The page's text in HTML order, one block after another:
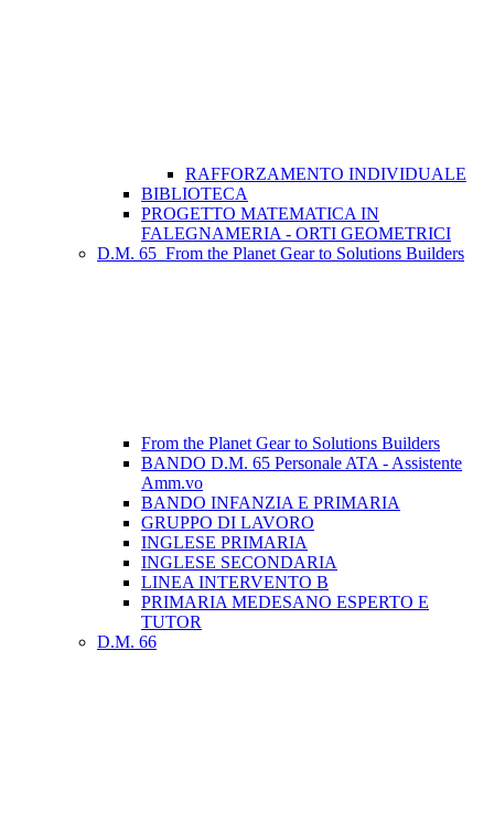
RAFFORZAMENTO INDIVIDUALE
BIBLIOTECA
PROGETTO MATEMATICA IN
FALEGNAMERIA - ORTI GEOMETRICI
D.M. 65_From the Planet Gear to Solutions Builders
From the Planet Gear to Solutions Builders
BANDO D.M. 65 Personale ATA - Assistente
Amm.vo
BANDO INFANZIA E PRIMARIA
GRUPPO DI LAVORO
INGLESE PRIMARIA
INGLESE SECONDARIA
LINEA INTERVENTO B
PRIMARIA MEDESANO ESPERTO E
TUTOR
D.M. 66